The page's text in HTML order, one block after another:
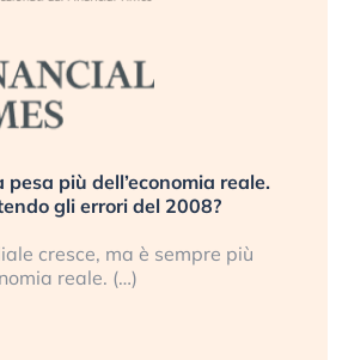
più dell’economia reale.
gli errori del 2008?
cresce, ma è sempre più
reale. (…)